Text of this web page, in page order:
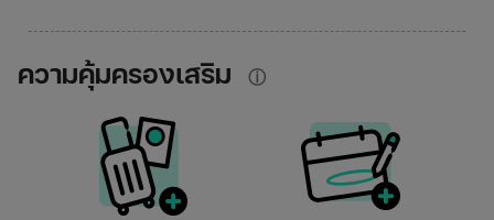
ความคุ้มครองเสริม ⓘ